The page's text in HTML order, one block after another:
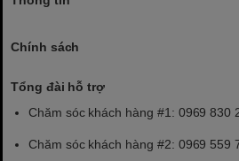
Chính sách
Tổng đài hỗ trợ
Chăm sóc khách hàng #1: 0969 830
Chăm sóc khách hàng #2: 0969 559